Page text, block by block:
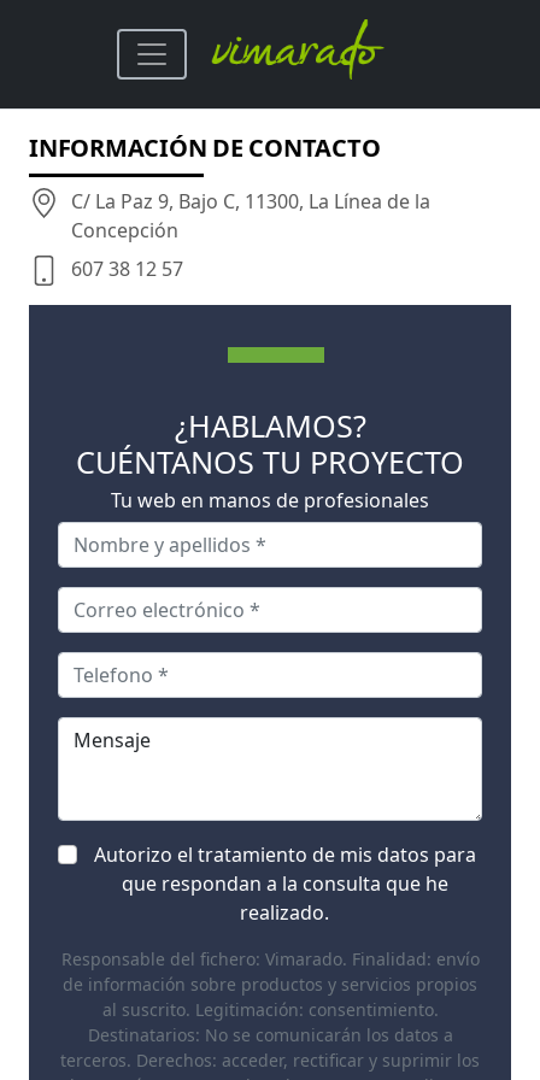
INFORMACIÓN DE CONTACTO
C/ La Paz 9, Bajo C, 11300, La Línea de la
Concepción
607 38 12 57
¿HABLAMOS?
CUÉNTANOS TU PROYECTO
Tu web en manos de profesionales
Autorizo el tratamiento de mis datos para
que respondan a la consulta que he
realizado.
Responsable del fichero: Vimarado. Finalidad: envío
de información sobre productos y servicios propios
al suscrito. Legitimación: consentimiento.
Destinatarios: No se comunicarán los datos a
terceros. Derechos: acceder, rectificar y suprimir los